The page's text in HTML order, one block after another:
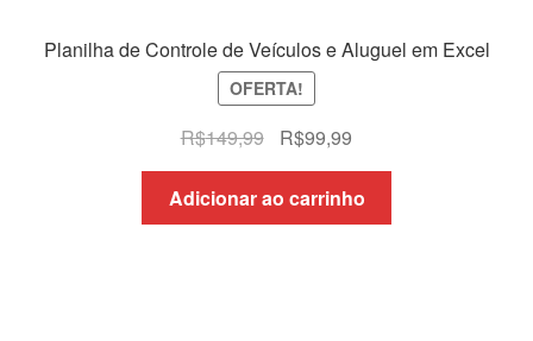
Planilha de Controle de Veículos e Aluguel em Excel
OFERTA!
R$149,99
O
preço
original
era:
R$99,99
preço
atual
é:
Adicionar ao carrinho